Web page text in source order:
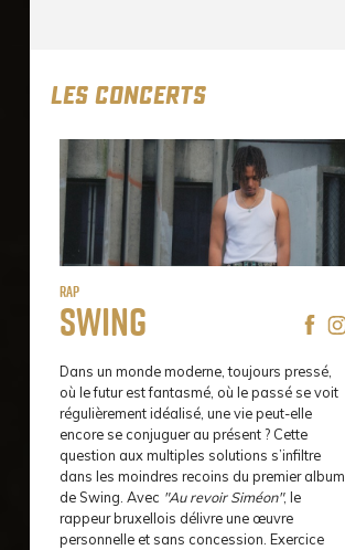
LES CONCERTS
Rap
Swing
Dans un monde moderne, toujours pressé,
où le futur est fantasmé, où le passé se voit
régulièrement idéalisé, une vie peut-elle
encore se conjuguer au présent ? Cette
question aux multiples solutions s’infiltre
dans les moindres recoins du premier album
de Swing. Avec "Au revoir Siméon", le
rappeur bruxellois délivre une œuvre
personnelle et sans concession. Exercice